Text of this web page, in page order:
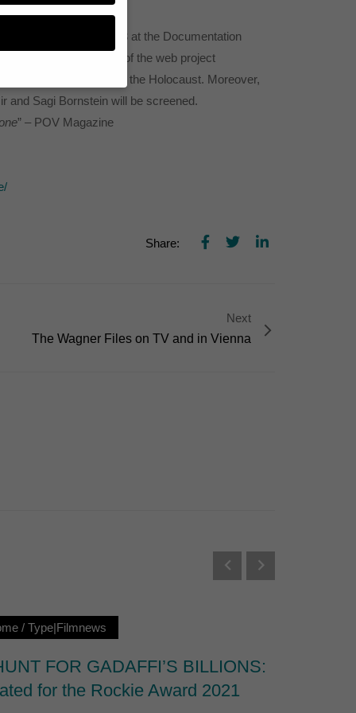
on February 23at the Documentation
first tendencies of the web project
their attitude towards the Holocaust. Moreover,
and Sagi Bornstein will be screened.
” – POV Magazine
Share:
Next
The Wagner Files on TV and in Vienna
/ Type|Filmnews
FOR GADAFFI’S BILLIONS:
for the Rockie Award 2021
während
können verarbeitet
erforderlich.
externen Medien